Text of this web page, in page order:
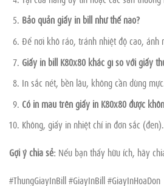
Bảo quản giấy in bill như thế nào?
Để nơi khô ráo, tránh nhiệt độ cao, ánh
Giấy in bill K80x80 khác gì so với giấy
In sắc nét, bền lâu, không cần dùng
Có in màu trên giấy in K80x80 được
Không, giấy in nhiệt chỉ in đơn sắc (đen).
Gợi ý chia sẻ: Nếu bạn thấy hữu ích, hãy
#ThungGiayInBill #GiayInBill #GiayInHoaDon